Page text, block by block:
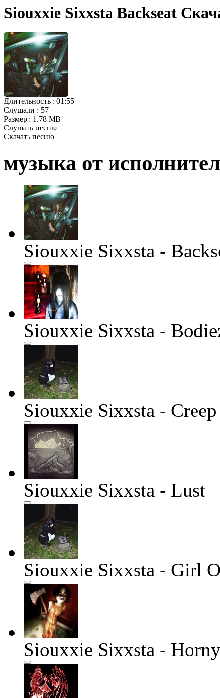
Siouxxie Sixxsta Backseat
Длительность : 01:55
Слушали : 57
Размер : 1.78 MB
Слушать песню
Скачать песню
музыка от
Siouxxie Sixxsta -
Siouxxie Sixxsta -
Siouxxie Sixxsta - Creep
Siouxxie Sixxsta - Lust
Siouxxie Sixxsta - Girl
Siouxxie Sixxsta -